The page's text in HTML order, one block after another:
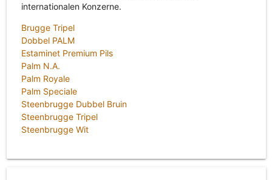
internationalen Konzerne.
Brugge Tripel
Dobbel PALM
Estaminet Premium Pils
Palm N.A.
Palm Royale
Palm Speciale
Steenbrugge Dubbel Bruin
Steenbrugge Tripel
Steenbrugge Wit